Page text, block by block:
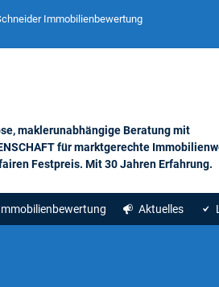
Immobilienbewertung
maklerunabhängige Beratung mit
für marktgerechte
Festpreis. Mit 30 Jahren Erfahrung.
Aktuelles